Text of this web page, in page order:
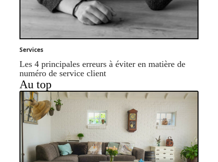
Services
Les 4 principales erreurs à éviter en matière de
numéro de service client
Au top